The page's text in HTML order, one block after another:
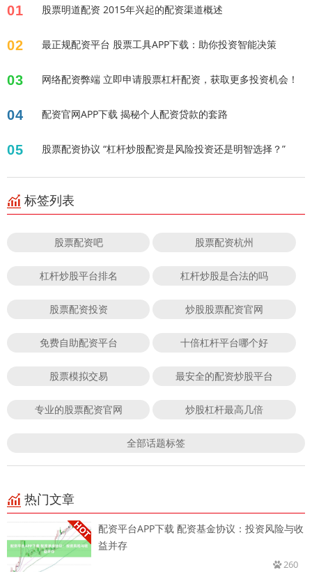
01 股票明道配资 2015年兴起的配资渠道概述
02 最正规配资平台 股票工具APP下载：助你投资智能决策
03 网络配资弊端 立即申请股票杠杆配资，获取更多投资机会！
04 配资官网APP下载 揭秘个人配资贷款的套路
05 股票配资协议 “杠杆炒股配资是风险投资还是明智选择？”
标签列表
股票配资吧 股票配资杭州
杠杆炒股平台排名 杠杆炒股是合法的吗
股票配资投资 炒股股票配资官网
免费自助配资平台 十倍杠杆平台哪个好
股票模拟交易 最安全的配资炒股平台
专业的股票配资官网 炒股杠杆最高几倍
全部话题标签
热门文章
配资平台APP下载 配资基金协议：投资风险与收
益并存
260